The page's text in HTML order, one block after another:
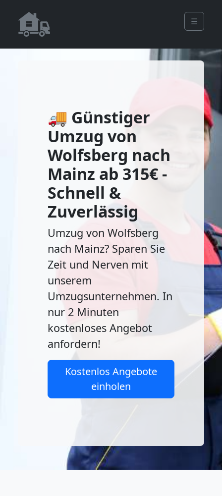
☰
🚚 Günstiger
Umzug von
Wolfsberg nach
Mainz ab 315€ -
Schnell &
Zuverlässig
Umzug von Wolfsberg
nach Mainz? Sparen Sie
Zeit und Nerven mit
unserem
Umzugsunternehmen. In
nur 2 Minuten
kostenloses Angebot
anfordern!
Kostenlos Angebote
einholen